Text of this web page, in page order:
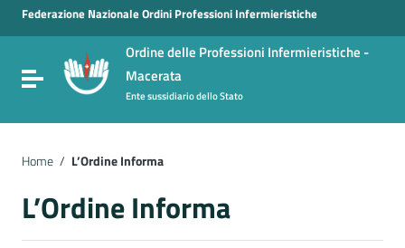
Vai ai contenuti
Vai al menu di navigazione
Vai al footer
Federazione Nazionale Ordini Professioni Infermieristiche
Attiva / disattiva la navigazione
Ordine delle Professioni Infermieristiche -
Macerata
Ente sussidiario dello Stato
Home / L’Ordine Informa
L’Ordine Informa